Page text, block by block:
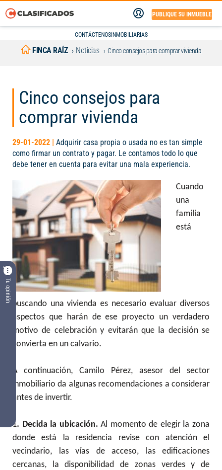
PUBLIQUE SU INMUEBLE
CONTÁCTENOSINMOBILIARIAS
FINCA RAÍZ Noticias Cinco consejos para comprar vivienda
Cinco consejos para
comprar vivienda
29-01-2022 | Adquirir casa propia o usada no es tan simple
como firmar un contrato y pagar. Le contamos todo lo que
debe tener en cuenta para evitar una mala experiencia.
Cuando
una
familia
está
buscando una vivienda es necesario evaluar diversos
aspectos que harán de ese proyecto un verdadero
motivo de celebración y evitarán que la decisión se
convierta en un calvario.
A continuación, Camilo Pérez, asesor del sector
inmobiliario da algunas recomendaciones a considerar
antes de invertir.
1. Decida la ubicación. Al momento de elegir la zona
donde está la residencia revise con atención el
vecindario, las vías de acceso, las edificaciones
cercanas, la disponibilidad de zonas verdes y de
Tu opinión